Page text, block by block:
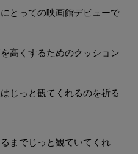
とっての映画館デビューで
高くするためのクッション
じっと観てくれるのを祈る
までじっと観ていてくれ